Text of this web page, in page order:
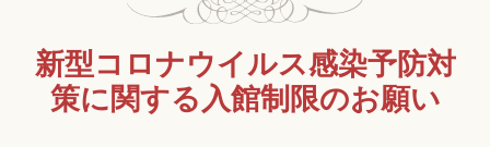
新型コロナウイルス感染予防対
策に関する入館制限のお願い